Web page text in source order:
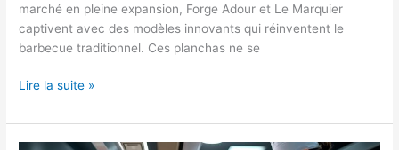
marché en pleine expansion, Forge Adour et Le Marquier
captivent avec des modèles innovants qui réinventent le
barbecue traditionnel. Ces planchas ne se
Plancha
Adour
ou
Lire la suite »